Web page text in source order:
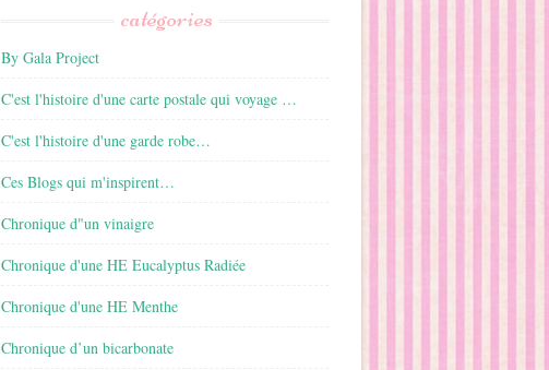
catégories
By Gala Project
C'est l'histoire d'une carte postale qui voyage …
C'est l'histoire d'une garde robe…
Ces Blogs qui m'inspirent…
Chronique d"un vinaigre
Chronique d'une HE Eucalyptus Radiée
Chronique d'une HE Menthe
Chronique d’un bicarbonate